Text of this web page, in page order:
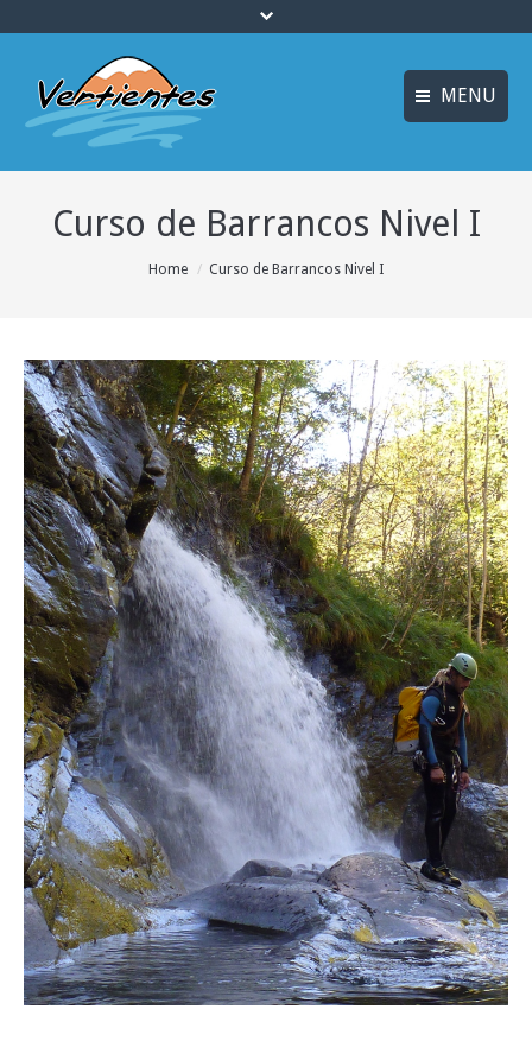
MENU
FRANÇAIS
ENGLISH
INICIO
MULTIAVENTURA y
ACTIVIDADES
ALOJAMIENTO
OFERTAS
CURSOS
INFO Y RESERVAS
Curso de Barrancos Nivel I
Home Curso de Barrancos Nivel I